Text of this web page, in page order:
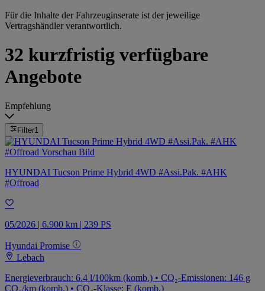
Für die Inhalte der Fahrzeuginserate ist der jeweilige
Vertragshändler verantwortlich.
32 kurzfristig verfügbare
Angebote
Empfehlung
Filter1
HYUNDAI Tucson Prime Hybrid 4WD #Assi.Pak. #AHK
#Offroad
05/2026 | 6.900 km | 239 PS
Hyundai Promise
Lebach
Energieverbrauch: 6.4 l/100km (komb.) • CO₂-Emissionen: 146 g
CO₂/km (komb.) • CO₂-Klasse: E (komb.)